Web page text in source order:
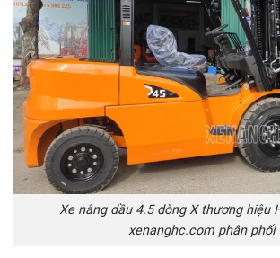
Xe nâng dầu 4.5 dòng X thương hiệu
xenanghc.com phân phối